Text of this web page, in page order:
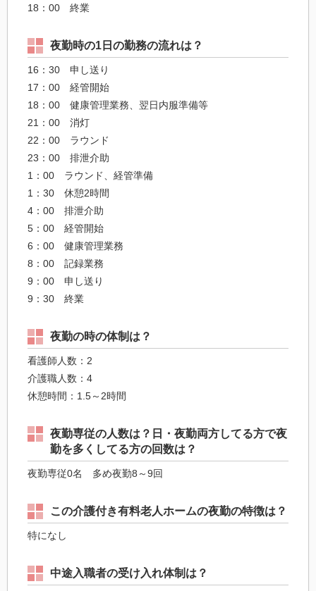
18：00 終業
夜勤時の1日の勤務の流れは？
16：30 申し送り
17：00 経管開始
18：00 健康管理業務、翌日内服準備等
21：00 消灯
22：00 ラウンド
23：00 排泄介助
1：00 ラウンド、経管準備
1：30 休憩2時間
4：00 排泄介助
5：00 経管開始
6：00 健康管理業務
8：00 記録業務
9：00 申し送り
9：30 終業
夜勤の時の体制は？
看護師人数：2
介護職人数：4
休憩時間：1.5～2時間
夜勤専従の人数は？日・夜勤両方してる方で夜
勤を多くしてる方の回数は？
夜勤専従0名 多め夜勤8～9回
この介護付き有料老人ホームの夜勤の特徴は？
特になし
中途入職者の受け入れ体制は？